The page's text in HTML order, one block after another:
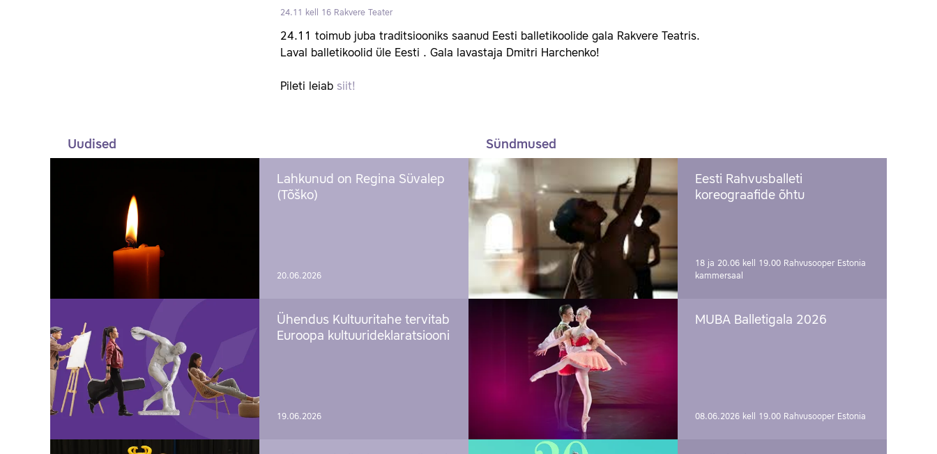
24.11 kell 16 Rakvere Teater
24.11 toimub juba traditsiooniks saanud Eesti balletikoolide gala Rakvere Teatris.
Laval balletikoolid üle Eesti . Gala lavastaja Dmitri Harchenko!
Pileti leiab siit!
Uudised
Lahkunud on Regina Süvalep
(Tõško)
20.06.2026
Ühendus Kultuuritahe tervitab
Euroopa kultuurideklaratsiooni
19.06.2026
Sündmused
Eesti Rahvusballeti
koreograafide õhtu
18 ja 20.06 kell 19.00 Rahvusooper Estonia
kammersaal
MUBA Balletigala 2026
08.06.2026 kell 19.00 Rahvusooper Estonia